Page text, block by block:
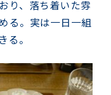
り、落ち着いた雰
る。実は一日一組
る。